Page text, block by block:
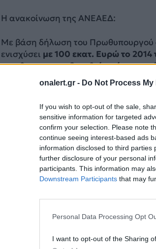
onalert.gr - Do Not Process
If you wish to opt-out of the sale,
sensitive information for targeted
confirm your selection. Please note
continue seeing interest-based ads
information disclosed to third
further disclosure of your personal
participants. This information may
Downstream Participants that may
Personal Data Processing Opt
I want to opt-out of the Sharing
Η ανακοίνωση της ΑΝΕΑΕΔ:
Με βάση δήλωση του Πρωθυπουργού
ενισχύσει με 100 εκατ. Ευρώ το 2014
που θα χρηματοδοτηθεί από το
Αυτή δε η σκέψη, προφανώς
του ιδίου, περί προσπάθειας